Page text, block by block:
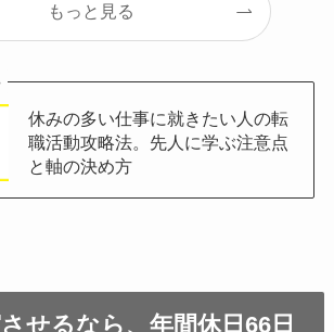
もっと見る
休みの多い仕事に就きたい人の転
職活動攻略法。先人に学ぶ注意点
と軸の決め方
せるなら、年間休日66日